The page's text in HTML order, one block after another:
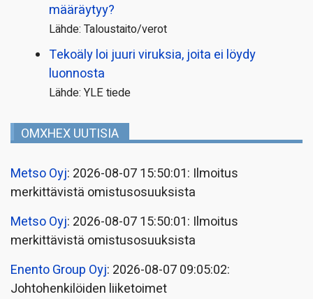
määräytyy?
Lähde: Taloustaito/verot
Tekoäly loi juuri viruksia, joita ei löydy
luonnosta
Lähde: YLE tiede
OMXHEX UUTISIA
Metso Oyj: 2026-08-07 15:50:01: Ilmoitus
merkittävistä omistusosuuksista
Metso Oyj: 2026-08-07 15:50:01: Ilmoitus
merkittävistä omistusosuuksista
Enento Group Oyj: 2026-08-07 09:05:02:
Johtohenkilöiden liiketoimet